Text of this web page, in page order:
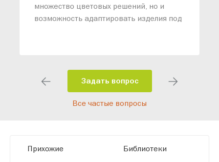
множество цветовых решений, но и
возможность адаптировать изделия под
помещения и личные пожелания.
Благодаря современному
высокотехнологичному оборудованию
размерам.
Задать вопрос
Все частые вопросы
Прихожие Библиотеки